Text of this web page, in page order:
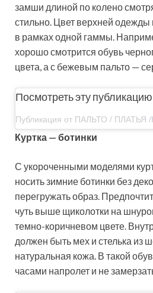
замши длиной по колено
стильно. Цвет верхней одежды
в рамках одной гаммы.
хорошо смотрится обувь
цвета, а с бежевым пальто —
Посмотреть эту
Куртка — ботинки
С укороченными моделями
носить зимние ботинки без
перегружать образ.
чуть выше щиколотки на
темно-коричневом цвете.
должен быть мех и стелька из
натуральная кожа. В такой
часами напролет и не